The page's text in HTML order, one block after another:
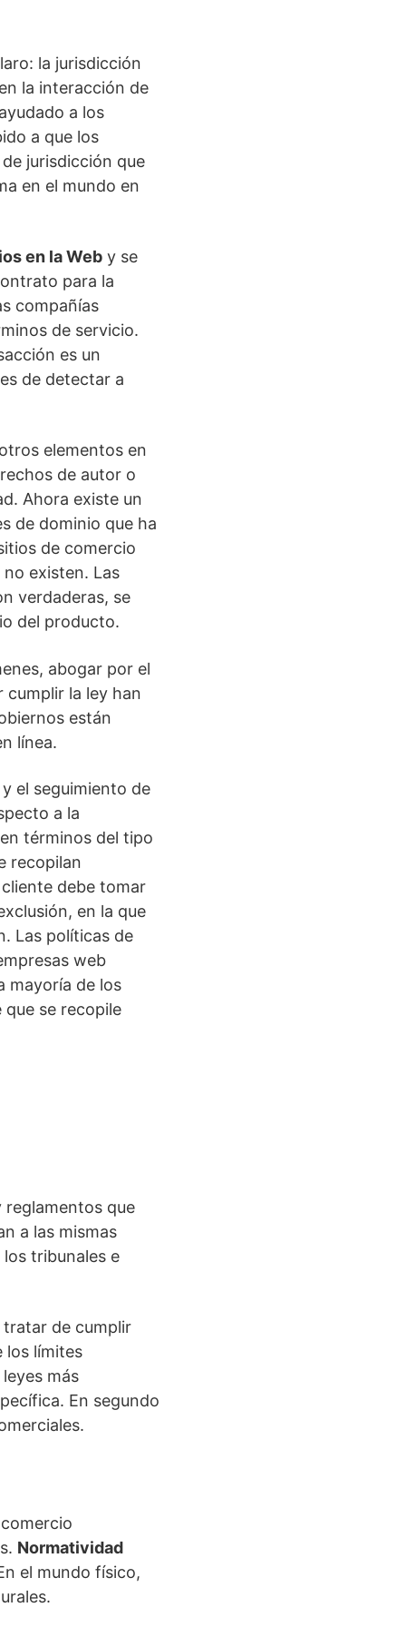
la jurisdicción
la interacción de
a los
a que los
jurisdicción que
en el mundo en
en la Web y se
para la
compañías
de servicio.
es un
de detectar a
elementos en
de autor o
Ahora existe un
de dominio que ha
de comercio
existen. Las
verdaderas, se
del producto.
abogar por el
cumplir la ley han
están
línea.
el seguimiento de
a la
términos del tipo
recopilan
debe tomar
en la que
Las políticas de
web
mayoría de los
se recopile
reglamentos que
a las mismas
tribunales e
tratar de cumplir
los límites
más
En segundo
Normatividad
el mundo físico,